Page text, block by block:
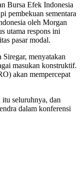
Bursa Efek Indonesia
pembekuan sementara
oleh Morgan
utama respons ini
pasar modal.
menyatakan
masukan konstruktif.
akan mempercepat
seluruhnya, dan
dalam konferensi